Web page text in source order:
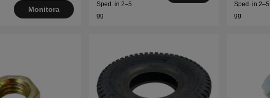
Monitora
Sped. in 2–5
gg
Sped. in 2–5
gg